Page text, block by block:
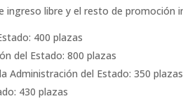
ingreso libre y el resto de
400 plazas
del Estado: 800 plazas
Administración del Estado: 350 plazas
430 plazas